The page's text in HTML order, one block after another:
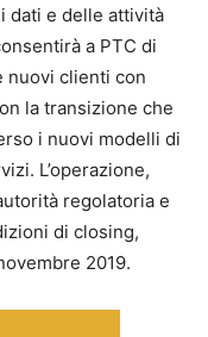
dati e delle attività
a PTC di
nuovi clienti con
la transizione che
i nuovi modelli di
L’operazione,
regolatoria e
di closing,
2019.